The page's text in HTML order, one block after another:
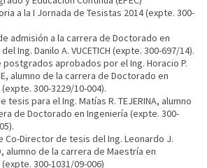
a la I Jornada de Tesistas 2014 (expte. 300-
admisión a la carrera de Doctorado en
Ing. Danilo A. VUCETICH (expte. 300-697/14).
postgrados aprobados por el Ing. Horacio P.
alumno de la carrera de Doctorado en
300-3229/10-004).
tesis para el Ing. Matías R. TEJERINA, alumno
de Doctorado en Ingeniería (expte. 300-
Co-Director de tesis del Ing. Leonardo J.
alumno de la carrera de Maestría en
300-1031/09-006)